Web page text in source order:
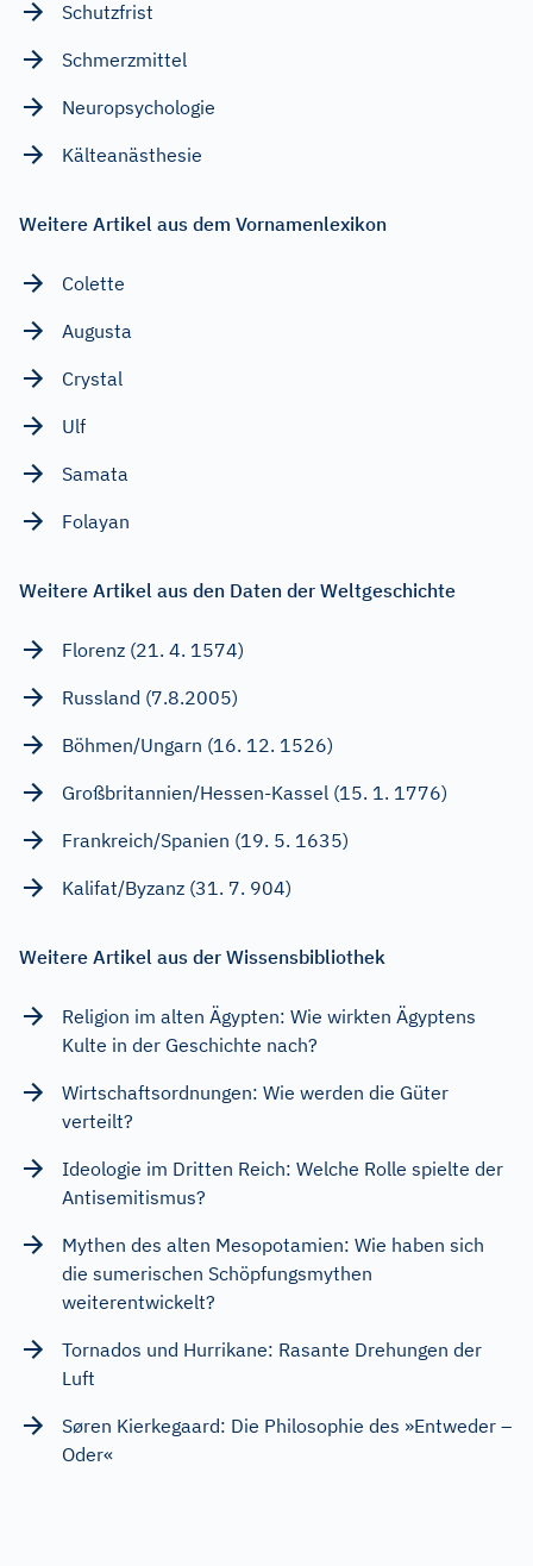
Schutzfrist
Schmerzmittel
Neuropsychologie
Kälteanästhesie
Weitere Artikel aus dem Vornamenlexikon
Colette
Augusta
Crystal
Ulf
Samata
Folayan
Weitere Artikel aus den Daten der Weltgeschichte
Florenz (21. 4. 1574)
Russland (7.8.2005)
Böhmen/Ungarn (16. 12. 1526)
Großbritannien/Hessen-Kassel (15. 1. 1776)
Frankreich/Spanien (19. 5. 1635)
Kalifat/Byzanz (31. 7. 904)
Weitere Artikel aus der Wissensbibliothek
Religion im alten Ägypten: Wie wirkten Ägyptens
Kulte in der Geschichte nach?
Wirtschaftsordnungen: Wie werden die Güter
verteilt?
Ideologie im Dritten Reich: Welche Rolle spielte der
Antisemitismus?
Mythen des alten Mesopotamien: Wie haben sich
die sumerischen Schöpfungsmythen
weiterentwickelt?
Tornados und Hurrikane: Rasante Drehungen der
Luft
Søren Kierkegaard: Die Philosophie des »Entweder –
Oder«